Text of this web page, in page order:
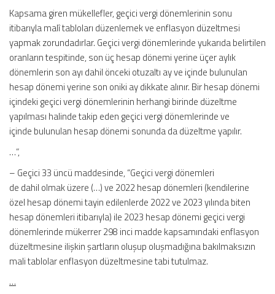
Kapsama giren mükellefler, geçici vergi dönemlerinin sonu
itibarıyla malî tabloları düzenlemek ve enflasyon düzeltmesi
yapmak zorundadırlar. Geçici vergi dönemlerinde yukarıda belirtilen
oranların tespitinde, son üç hesap dönemi yerine üçer aylık
dönemlerin son ayı dahil önceki otuzaltı ay ve içinde bulunulan
hesap dönemi yerine son oniki ay dikkate alınır. Bir hesap dönemi
içindeki geçici vergi dönemlerinin herhangi birinde düzeltme
yapılması halinde takip eden geçici vergi dönemlerinde ve
içinde bulunulan hesap dönemi sonunda da düzeltme yapılır.
…”,
– Geçici 33 üncü maddesinde, “Geçici vergi dönemleri
de dahil olmak üzere (…) ve 2022 hesap dönemleri (kendilerine
özel hesap dönemi tayin edilenlerde 2022 ve 2023 yılında biten
hesap dönemleri itibarıyla) ile 2023 hesap dönemi geçici vergi
dönemlerinde mükerrer 298 inci madde kapsamındaki enflasyon
düzeltmesine ilişkin şartların oluşup oluşmadığına bakılmaksızın
mali tablolar enflasyon düzeltmesine tabi tutulmaz.
…